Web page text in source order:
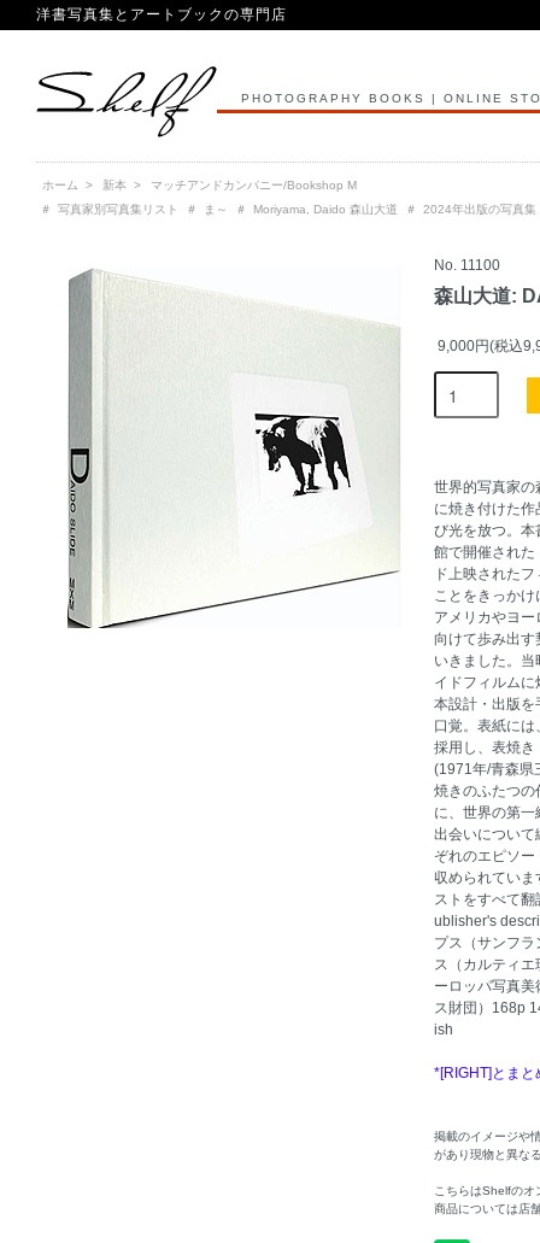
洋書写真集とアートブックの専門店
PHOTOGRAPHY BOOKS | ONLINE
ホーム > 新本 >
マッチアンドカンパニー/Bookshop M
＃
写真家別写真集リスト ＃ ま～ ＃ Moriyama, Daido 森山大道 ＃ 2024年出版の写真集
No. 11100
森山大道:
9,000円(税込
世界的写真家の
に焼き付けた
び光を放つ。
館で開催され
ド上映された
ことをきっか
アメリカやヨ
向けて歩み出す
いきました。
イドフィルム
本設計・出版を
口覚。表紙に
採用し、表焼き
(1971年/青森県
焼きのふたつの
に、世界の第
出会いについて
ぞれのエピソ
収められていま
ストをすべて
ublisher's
プス（サンフ
ス（カルティ
ーロッパ写真
ス財団）168p
ish
*[RIGHT]とま
掲載のイメージや
があり現物と異な
こちらはShelfのオ
商品については店